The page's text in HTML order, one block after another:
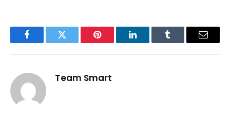
FacebookTwitter Pinterest LinkedInTumblr Email
Team Smart